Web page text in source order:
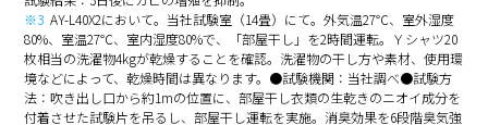
※3 AY-L40X2において。当社試験室（14畳）にて。外気温27℃、室外湿度
80%、室温27℃、室内湿度80%で、「部屋干し」を2時間運転。Ｙシャツ20
枚相当の洗濯物4kgが乾燥することを確認。洗濯物の干し方や素材、使用環
境などによって、乾燥時間は異なります。●試験機関：当社調べ●試験方
法：吹き出し口から約1mの位置に、部屋干し衣類の生乾きのニオイ成分を
付着させた試験片を吊るし、部屋干し運転を実施。消臭効果を6段階臭気強